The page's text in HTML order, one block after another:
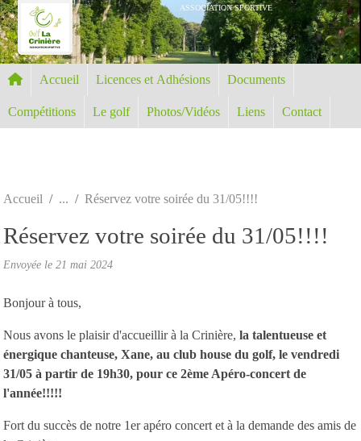
ASSOCIATION SPORTIVE
Accueil Licences et Adhésions Documents
Compétitions Le golf Photos/Vidéos Liens Contact
Accueil Réservez votre soirée du 31/05!!!!
Réservez votre soirée du 31/05!!!!
Envoyée le 21 mai 2024
Bonjour à tous,
Nous avons le plaisir d'accueillir à la Crinière, la talentueuse et
énergique chanteuse, Xane, au club house du golf, le vendredi
31/05 à partir de 19h30, pour ce 2ème Apéro-concert de
l'année!!!!!
Fort du succès de notre 1er apéro concert et à la demande des amis de
Panneau de gestion des cookies